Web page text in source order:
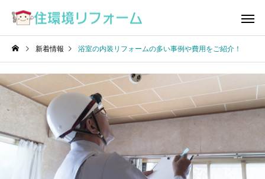
新着情報 浴室の内装リフォームの多い事例や費用をご紹介！